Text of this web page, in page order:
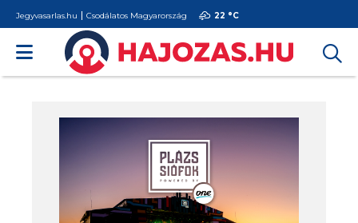
Jegyvasarlas.hu Csodálatos Magyarország 22 °C